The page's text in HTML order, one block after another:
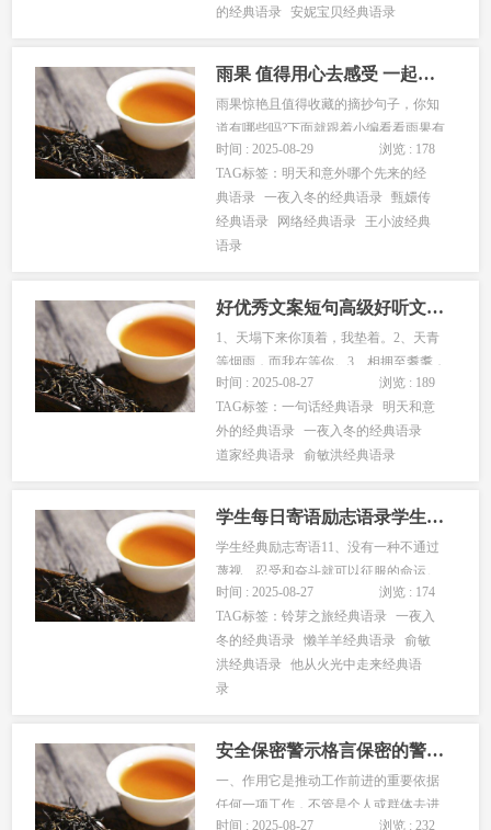
多想告诉你，其实我过得没那么好，还
间...
的经典语录 安妮宝贝经典语录
雨果 值得用心去感受 一起来欣赏下吧
雨果惊艳且值得收藏的摘抄句子，你知
道有哪些吗?下面就跟着小编看看雨果有
哪些吧！ 雨果...
时间 : 2025-08-29
浏览 : 178
TAG标签： 明天和意外哪个先来的经
典语录 一夜入冬的经典语录 甄嬛传
经典语录
网络经典语录
王小波经典
语录
好优秀文案短句高级好听文案英语
1、天塌下来你顶着，我垫着。2、天青
等烟雨，而我在等你。3、相拥至耋耄，
恩爱相不负。4、谁会记得谁，谁会忘记
谁。5、好想去见你，然后拥抱你。6、
与书香为伴，与智慧同行。7、爱学出勤
奋，勤奋出天才。8、智足以拒谏，...
时间 : 2025-08-27
浏览 : 189
TAG标签：一句话经典语录
明天和意
外的经典语录 一夜入冬的经典语录
道家经典语录 俞敏洪经典语录
学生每日寄语励志语录学生励志语录短句
学生经典励志寄语11、没有一种不通过
蔑视、忍受和奋斗就可以征服的命运。
2、困难只能吓倒懦夫懒汉，而胜利永远
属于敢于攀登科学高峰的人。3、我就像
现在一样观着你微笑，缄默沉静，自
得，失落，于是我跟着你开心也跟着你
难过，只是我一直站在...
时间 : 2025-08-27
浏览 : 174
TAG标签：铃芽之旅经典语录 一夜入
冬的经典语录 懒羊羊经典语录 俞敏
洪经典语录 他从火光中走来经典语
录
安全保密警示格言保密的警示语
一、作用它是推动工作前进的重要依据
任何一项工作，不管是个人或群体去进
时间 : 2025-08-27
浏览 : 232